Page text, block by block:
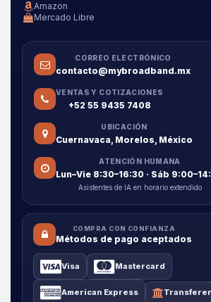
Amazon
Mercado Libre
CORREO ELECTRÓNICO
contacto@mybroadband.mx
VENTAS Y COTIZACIONES
+52 55 9435 7408
UBICACIÓN
Cuernavaca, Morelos, México
ATENCIÓN HUMANA
Lun–Vie 8:30–16:30 · Sáb
Asistentes de IA en horario extendido
COMPRA CON CONFIANZA
Métodos de pago aceptados
Visa Mastercard
American Express